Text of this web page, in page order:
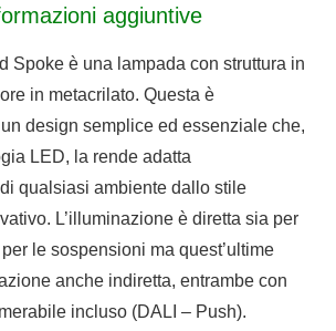
aggiuntive
Spoke è una lampada con struttura in
in metacrilato. Questa è
design semplice ed essenziale che,
LED, la rende adatta
qualsiasi ambiente dallo stile
L’illuminazione è diretta sia per
le sospensioni ma quest’ultime
anche indiretta, entrambe con
incluso (DALI – Push).